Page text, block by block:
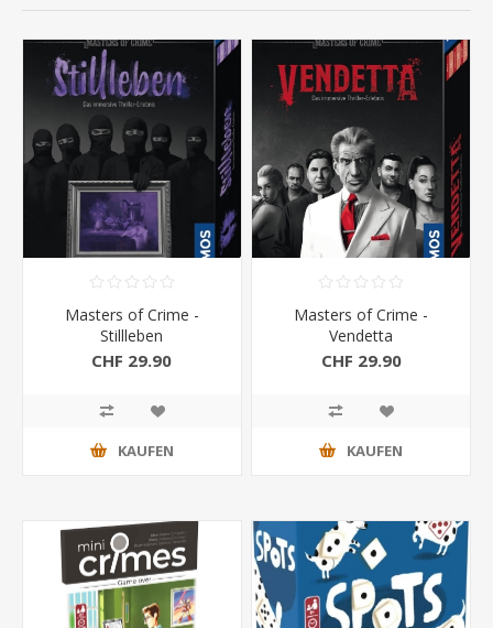
Masters of Crime -
Stillleben
CHF 29.90
KAUFEN
Masters of Crime -
Vendetta
CHF 29.90
KAUFEN